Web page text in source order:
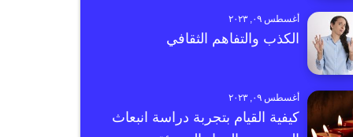
أغسطس ٠٩, ٢٠٢٣
الكذب والتفاهم الثقافي
أغسطس ٠٩, ٢٠٢٣
كيفية القيام بتجربة دراسة انبعاث